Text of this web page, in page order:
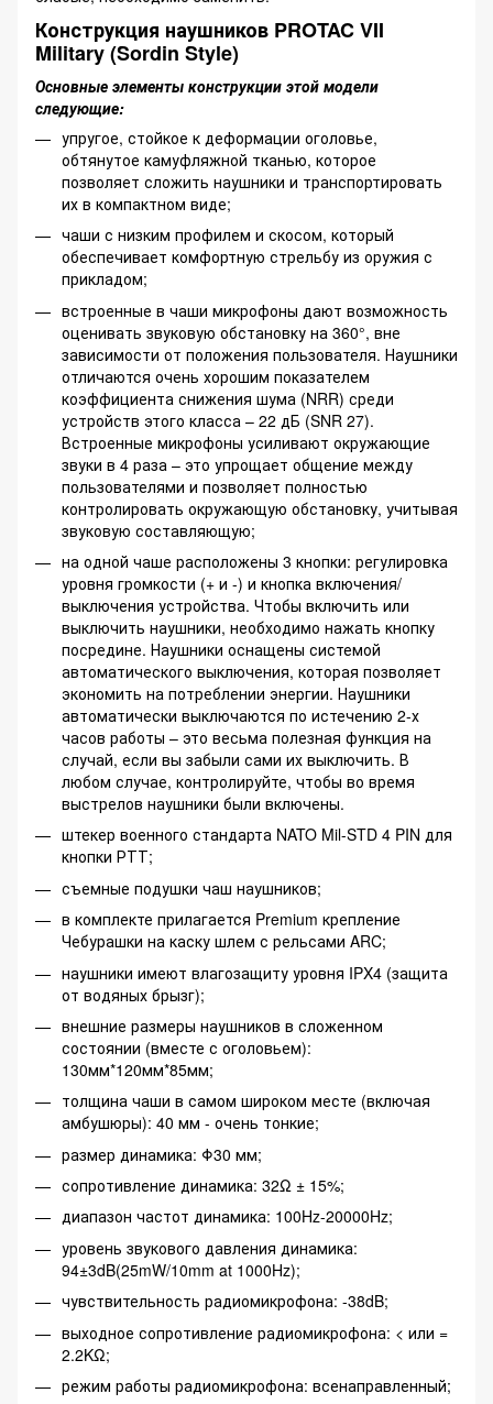
Конструкция наушников PROTAC VII
Military (Sordin Style)
Основные элементы конструкции этой модели
следующие:
упругое, стойкое к деформации оголовье,
обтянутое камуфляжной тканью, которое
позволяет сложить наушники и транспортировать
их в компактном виде;
чаши с низким профилем и скосом, который
обеспечивает комфортную стрельбу из оружия с
прикладом;
встроенные в чаши микрофоны дают возможность
оценивать звуковую обстановку на 360°, вне
зависимости от положения пользователя. Наушники
отличаются очень хорошим показателем
коэффициента снижения шума (NRR) среди
устройств этого класса – 22 дБ (SNR 27).
Встроенные микрофоны усиливают окружающие
звуки в 4 раза – это упрощает общение между
пользователями и позволяет полностью
контролировать окружающую обстановку, учитывая
звуковую составляющую;
на одной чаше расположены 3 кнопки: регулировка
уровня громкости (+ и -) и кнопка включения/
выключения устройства. Чтобы включить или
выключить наушники, необходимо нажать кнопку
посредине. Наушники оснащены системой
автоматического выключения, которая позволяет
экономить на потреблении энергии. Наушники
автоматически выключаются по истечению 2-х
часов работы – это весьма полезная функция на
случай, если вы забыли сами их выключить. В
любом случае, контролируйте, чтобы во время
выстрелов наушники были включены.
штекер военного стандарта NATO Mil-STD 4 PIN для
кнопки РТТ;
съемные подушки чаш наушников;
в комплекте прилагается Premium крепление
Чебурашки на каску шлем с рельсами ARC;
наушники имеют влагозащиту уровня IPX4 (защита
от водяных брызг);
внешние размеры наушников в сложенном
состоянии (вместе с оголовьем):
130мм*120мм*85мм;
толщина чаши в самом широком месте (включая
амбушюры): 40 мм - очень тонкие;
размер динамика: Φ30 мм;
сопротивление динамика: 32Ω ± 15%;
диапазон частот динамика: 100Hz-20000Hz;
уровень звукового давления динамика:
94±3dB(25mW/10mm at 1000Hz);
чувствительность радиомикрофона: -38dB;
выходное сопротивление радиомикрофона: < или =
2.2KΩ;
режим работы радиомикрофона: всенаправленный;